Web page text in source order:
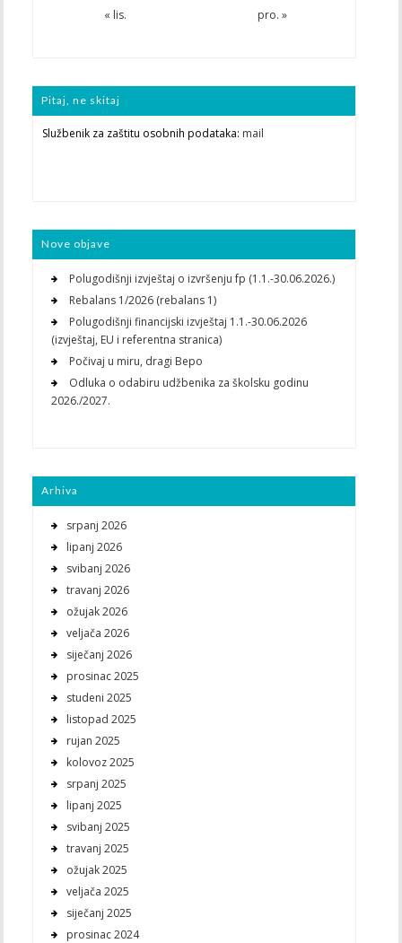
« lis. pro. »
Pitaj, ne skitaj
Službenik za zaštitu osobnih podataka: mail
Nove objave
Polugodišnji izvještaj o izvršenju fp (1.1.-30.06.2026.)
Rebalans 1/2026 (rebalans 1)
Polugodišnji financijski izvještaj 1.1.-30.06.2026
(izvještaj, EU i referentna stranica)
Počivaj u miru, dragi Bepo
Odluka o odabiru udžbenika za školsku godinu
2026./2027.
Arhiva
srpanj 2026
lipanj 2026
svibanj 2026
travanj 2026
ožujak 2026
veljača 2026
siječanj 2026
prosinac 2025
studeni 2025
listopad 2025
rujan 2025
kolovoz 2025
srpanj 2025
lipanj 2025
svibanj 2025
travanj 2025
ožujak 2025
veljača 2025
siječanj 2025
prosinac 2024